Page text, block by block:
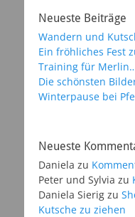
Neueste Beiträge
Wandern und
Ein fröhliches Fest
Training für
Die schönsten
Winterpause bei
Neueste
Daniela zu
Peter und Sylvia zu
Daniela Sierig zu
Kutsche zu ziehen